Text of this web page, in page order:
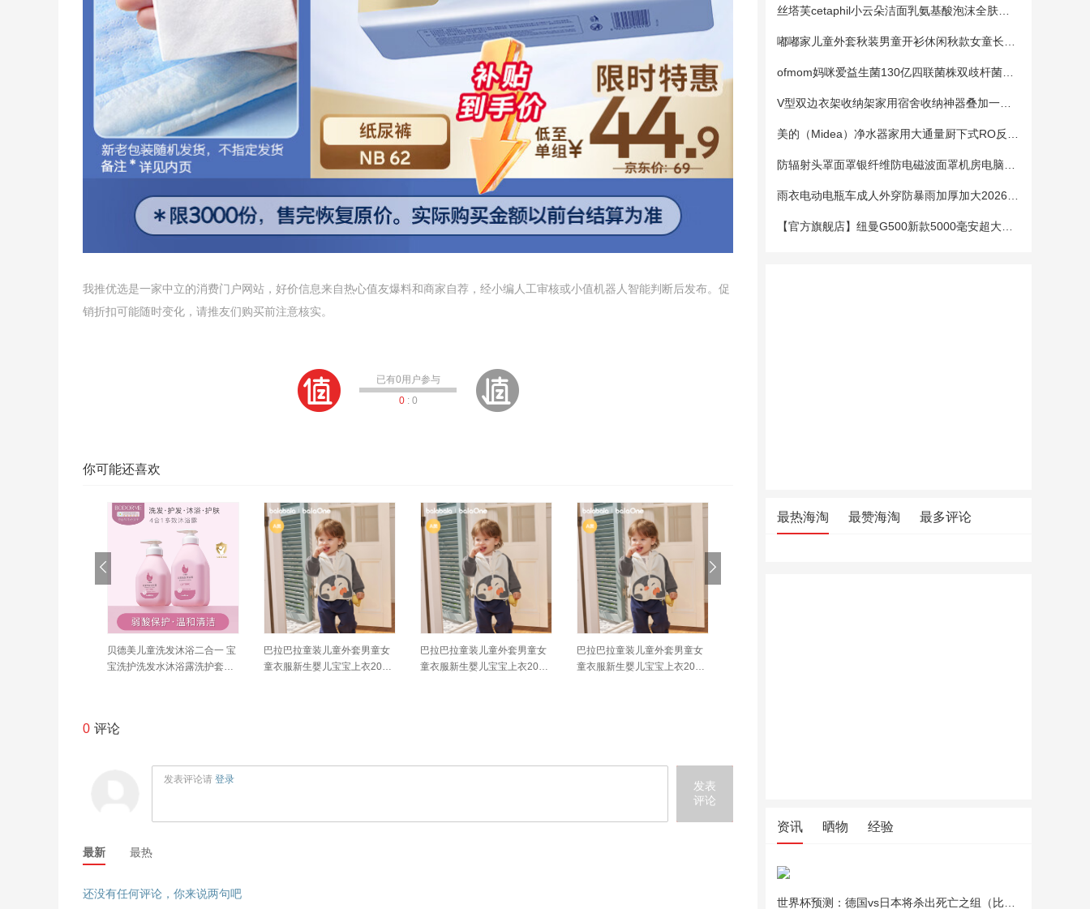
我推优选是一家中立的消费门户网站，好价信息来自热心值友爆料和商家自荐，经小编人工审核或小值机器人智能判断后发布。促
销折扣可能随时变化，请推友们购买前注意核实。
已有0用户参与
0: 0
你可能还喜欢
贝德美儿童洗发沐浴二合一 宝
宝洗护洗发水沐浴露洗护套装
巴拉巴拉童装儿童外套男童女
童衣服新生婴儿宝宝上衣2026
巴拉巴拉童装儿童外套男童女
童衣服新生婴儿宝宝上衣2026
巴拉巴拉童装儿童外套男童女
童衣服新生婴儿宝宝上衣2026
0 评论
发表评论请 登录
发表
评论
最新 最热
还没有任何评论，你来说两句吧
最热海淘 最赞海淘 最多评论
资讯 晒物 经验